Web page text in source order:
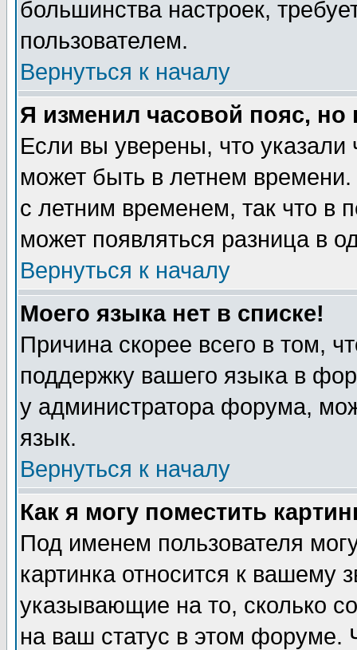
большинства настроек,
пользователем.
Вернуться к началу
Я изменил часовой пояс,
Если вы уверены, что указали
может быть в летнем
с летним временем, так что в
может появляться разница в
Вернуться к началу
Моего языка нет в списке!
Причина скорее всего в том,
поддержку вашего языка в
у администратора форума,
язык.
Вернуться к началу
Как я могу поместить
Под именем пользователя
картинка относится к вашему
указывающие на то, сколько
на ваш статус в этом форуме.